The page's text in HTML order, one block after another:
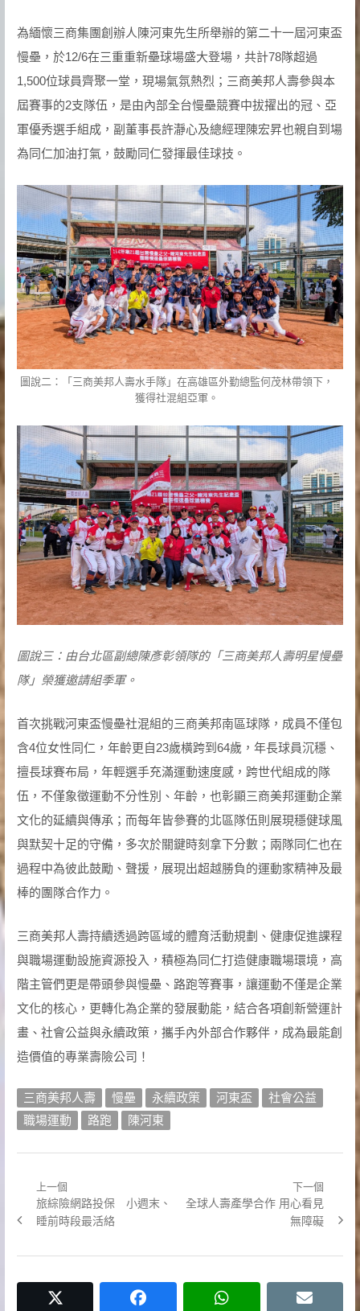
為緬懷三商集團創辦人陳河東先生所舉辦的第二十一屆河東盃
慢壘，於12/6在三重重新壘球場盛大登場，共計78隊超過
1,500位球員齊聚一堂，現場氣氛熱烈；三商美邦人壽參與本
屆賽事的2支隊伍，是由內部全台慢壘競賽中拔擢出的冠、亞
軍優秀選手組成，副董事長許瀞心及總經理陳宏昇也親自到場
為同仁加油打氣，鼓勵同仁發揮最佳球技。
圖說二：「三商美邦人壽水手隊」在高雄區外勤總監何茂林帶領下，
獲得社混組亞軍。
圖說三：由台北區副總陳彥彰領隊的「三商美邦人壽明星慢壘
隊」榮獲邀請組季軍。
首次挑戰河東盃慢壘社混組的三商美邦南區球隊，成員不僅包
含4位女性同仁，年齡更自23歲橫跨到64歲，年長球員沉穩、
擅長球賽布局，年輕選手充滿運動速度感，跨世代組成的隊
伍，不僅象徵運動不分性別、年齡，也彰顯三商美邦運動企業
文化的延續與傳承；而每年皆參賽的北區隊伍則展現穩健球風
與默契十足的守備，多次於關鍵時刻拿下分數；兩隊同仁也在
過程中為彼此鼓勵、聲援，展現出超越勝負的運動家精神及最
棒的團隊合作力。
三商美邦人壽持續透過跨區域的體育活動規劃、健康促進課程
與職場運動設施資源投入，積極為同仁打造健康職場環境，高
階主管們更是帶頭參與慢壘、路跑等賽事，讓運動不僅是企業
文化的核心，更轉化為企業的發展動能，結合各項創新營運計
畫、社會公益與永續政策，攜手內外部合作夥伴，成為最能創
造價值的專業壽險公司！
三商美邦人壽 慢壘 永續政策 河東盃
社會公益
職場運動
路跑 陳河東
章
導
覽
上一個
Previous
post:
旅綜險網路投保 小週末、
睡前時段最活絡
下一個
Next
全球人壽產學合作 用心看見
無障礙
facebook whatsapp email